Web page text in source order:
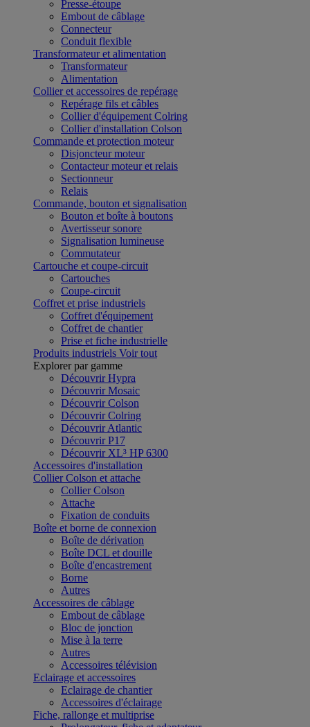
Presse-étoupe
Embout de câblage
Connecteur
Conduit flexible
Transformateur et alimentation
Transformateur
Alimentation
Collier et accessoires de repérage
Repérage fils et câbles
Collier d'équipement Colring
Collier d'installation Colson
Commande et protection moteur
Disjoncteur moteur
Contacteur moteur et relais
Sectionneur
Relais
Commande, bouton et signalisation
Bouton et boîte à boutons
Avertisseur sonore
Signalisation lumineuse
Commutateur
Cartouche et coupe-circuit
Cartouches
Coupe-circuit
Coffret et prise industriels
Coffret d'équipement
Coffret de chantier
Prise et fiche industrielle
Produits industriels Voir tout
Explorer par gamme
Découvrir Hypra
Découvrir Mosaic
Découvrir Colson
Découvrir Colring
Découvrir Atlantic
Découvrir P17
Découvrir XL³ HP 6300
Accessoires d'installation
Collier Colson et attache
Collier Colson
Attache
Fixation de conduits
Boîte et borne de connexion
Boîte de dérivation
Boîte DCL et douille
Boîte d'encastrement
Borne
Autres
Accessoires de câblage
Embout de câblage
Bloc de jonction
Mise à la terre
Autres
Accessoires télévision
Eclairage et accessoires
Eclairage de chantier
Accessoires d'éclairage
Fiche, rallonge et multiprise